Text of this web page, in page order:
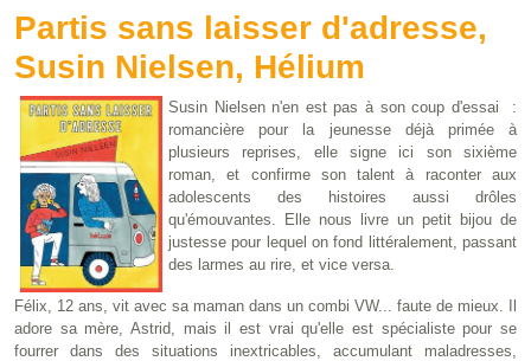
Partis sans laisser d'adresse,
Susin Nielsen, Hélium
Susin Nielsen n'en est pas à son coup d'essai :
romancière pour la jeunesse déjà primée à
plusieurs reprises, elle signe ici son sixième
roman, et confirme son talent à raconter aux
adolescents des histoires aussi drôles
qu'émouvantes. Elle nous livre un petit bijou de
justesse pour lequel on fond littéralement, passant
des larmes au rire, et vice versa.
Félix, 12 ans, vit avec sa maman dans un combi VW... faute de mieux. Il
adore sa mère, Astrid, mais il est vrai qu'elle est spécialiste pour se
fourrer dans des situations inextricables, accumulant maladresses,